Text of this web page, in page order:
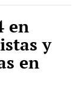
en
y
en